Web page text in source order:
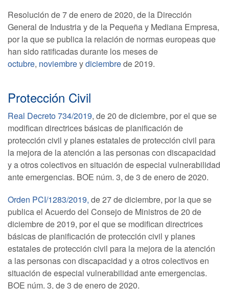
Resolución de 7 de enero de 2020, de la Dirección
General de Industria y de la Pequeña y Mediana Empresa,
por la que se publica la relación de normas europeas que
han sido ratificadas durante los meses de
octubre, noviembreydiciembrede 2019.
Protección Civil
Real Decreto 734/2019, de 20 de diciembre, por el que se
modifican directrices básicas de planificación de
protección civil y planes estatales de protección civil para
la mejora de la atención a las personas con discapacidad
y a otros colectivos en situación de especial vulnerabilidad
ante emergencias. BOE núm. 3, de 3 de enero de 2020.
Orden PCI/1283/2019, de 27 de diciembre, por la que se
publica el Acuerdo del Consejo de Ministros de 20 de
diciembre de 2019, por el que se modifican directrices
básicas de planificación de protección civil y planes
estatales de protección civil para la mejora de la atención
a las personas con discapacidad y a otros colectivos en
situación de especial vulnerabilidad ante emergencias.
BOE núm. 3, de 3 de enero de 2020.